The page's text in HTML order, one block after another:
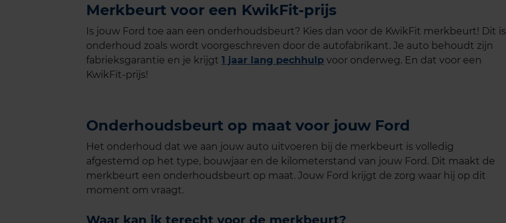
Merkbeurt voor een KwikFit-prijs
Is jouw Ford toe aan een onderhoudsbeurt? Kies dan voor de KwikFit merkbeurt! Dit is
onderhoud zoals wordt voorgeschreven door de autofabrikant. Je auto behoudt zijn
fabrieksgarantie en je krijgt 1 jaar lang pechhulp voor onderweg. En dat voor een
KwikFit-prijs!
Onderhoudsbeurt op maat voor jouw Ford
Het onderhoud dat we aan jouw auto uitvoeren bij de merkbeurt is volledig
afgestemd op het type, bouwjaar en de kilometerstand van jouw Ford. Dit maakt de
merkbeurt een onderhoudsbeurt op maat. Jouw Ford krijgt de zorg waar hij op dit
moment om vraagt.
Waar kan ik terecht voor de merkbeurt?